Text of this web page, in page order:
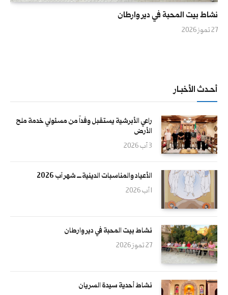
نشاط بيت المحبة في دير وارطان
27 تموز 2026
أحــدث الأخبــار
راعي الأبرشية يستقبل وفداً من مسئولي خدمة ملح
الأرض
3 آب 2026
الأعياد والمناسبات الدينية ــــ شهر آب 2026
1 آب 2026
نشاط بيت المحبة في دير وارطان
27 تموز 2026
نشاط أحدية سيدة السريان